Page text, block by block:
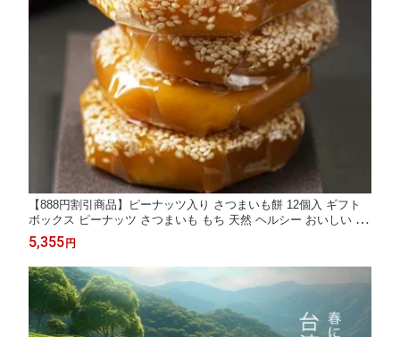
【888円割引商品】ピーナッツ入り さつまいも餅 12個入 ギフト
ボックス ピーナッツ さつまいも もち 天然 ヘルシー おいしい 中
華菓子 お菓子 スイーツ おやつ【龍情花生】【台湾直送】【送料
無料】
5,355 円